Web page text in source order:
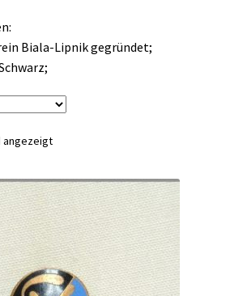
Biala-Lipnik gegründet;
angezeigt